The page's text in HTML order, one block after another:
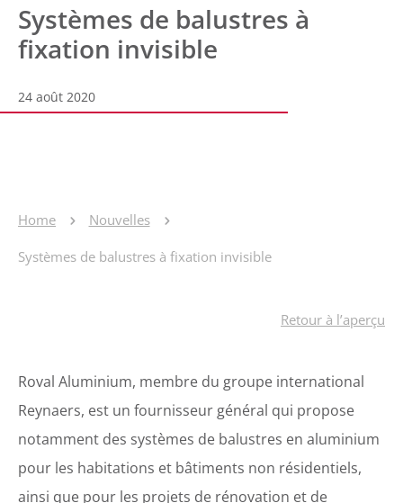
Systèmes de balustres à
fixation invisible
24 août 2020
Home Nouvelles
Systèmes de balustres à fixation invisible
Retour à l’aperçu
Roval Aluminium, membre du groupe international
Reynaers, est un fournisseur général qui propose
notamment des systèmes de balustres en aluminium
pour les habitations et bâtiments non résidentiels,
ainsi que pour les projets de rénovation et de